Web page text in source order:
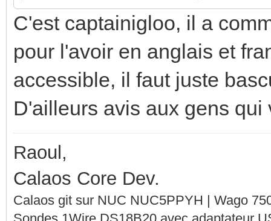
C'est captainigloo, il a
pour l'avoir en anglais et
accessible, il faut juste
D'ailleurs avis aux gens
Raoul,
Calaos Core Dev.
Calaos git sur NUC NUC5PPYH | Wago